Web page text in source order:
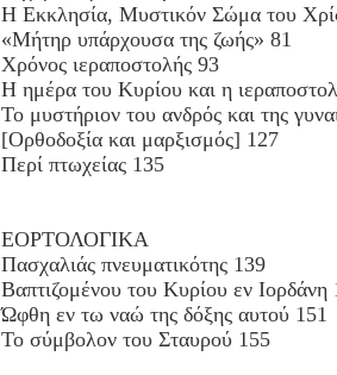
H Εκκλησία, Μυστικόν Σώμα του
«Μήτηρ υπάρχουσα της ζωής» 81
Χρόνος ιεραποστολής 93
H ημέρα του Κυρίου και η
Το μυστήριον του ανδρός και της
[Ορθοδοξία και μαρξισμός] 127
Περί πτωχείας 135
ΕΟΡΤΟΛΟΓΙΚΑ
Πασχαλιάς πνευματικότης 139
Βαπτιζομένου του Κυρίου εν Ιορδάνη
Ώφθη εν τω ναώ της δόξης αυτού 151
Το σύμβολον του Σταυρού 155